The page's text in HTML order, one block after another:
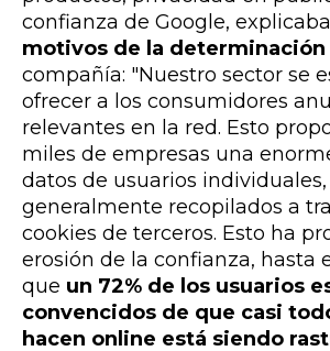
confianza de Google,
motivos de la determinación
compañía: "Nuestro sector se
ofrecer a los consumidores
relevantes en la red. Esto
miles de empresas una
datos de usuarios individuales,
generalmente recopilados a
cookies de terceros. Esto ha
erosión de la confianza, hasta
que un 72% de los usuarios
convencidos de que casi
hacen online está siendo